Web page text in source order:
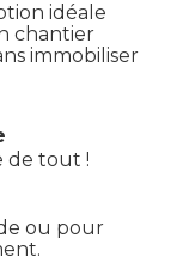
idéale
chantier
immobiliser
de tout !
ou pour